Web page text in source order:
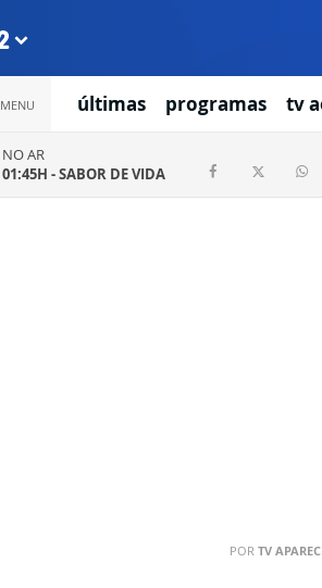
MENU últimas programas tv
NO AR
01:45H -SABOR DE VIDA
POR TV